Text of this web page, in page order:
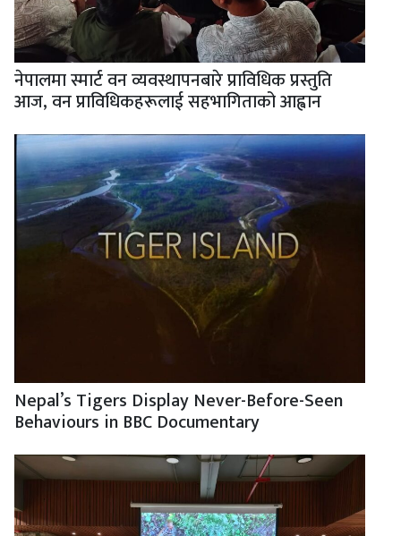
नेपालमा स्मार्ट वन व्यवस्थापनबारे प्राविधिक प्रस्तुति
आज, वन प्राविधिकहरूलाई सहभागिताको आह्वान
Nepal’s Tigers Display Never-Before-Seen
Behaviours in BBC Documentary